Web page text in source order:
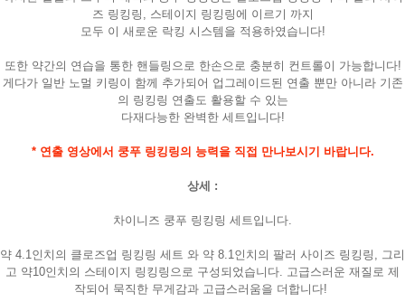
즈 링킹링, 스테이지 링킹링에 이르기 까지
모두 이 새로운 락킹 시스템을 적용하였습니다!
또한 약간의 연습을 통한 핸들링으로 한손으로 충분히 컨트롤이 가능합니다!
게다가 일반 노멀 키링이 함께 추가되어 업그레이드된 연출 뿐만 아니라 기존
의 링킹링 연출도 활용할 수 있는
다재다능한 완벽한 세트입니다!
* 연출 영상에서 쿵푸 링킹링의 능력을 직접 만나보시기 바랍니다.
상세 :
차이니즈 쿵푸 링킹링 세트입니다.
약 4.1인치의 클로즈업 링킹링 세트 와 약 8.1인치의 팔러 사이즈 링킹링, 그리
고 약10인치의 스테이지 링킹링으로 구성되었습니다. 고급스러운 재질로 제
작되어 묵직한 무게감과 고급스러움을 더합니다!